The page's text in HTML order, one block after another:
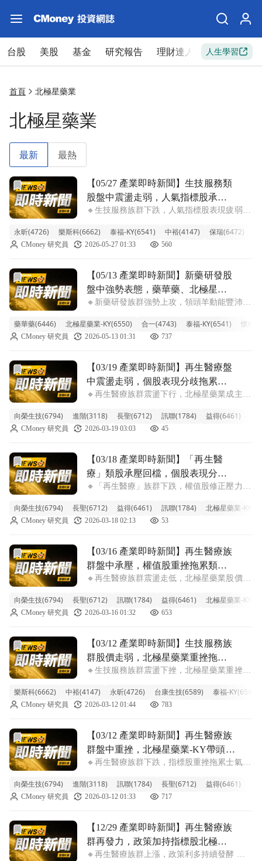
台股 美股 基金 研究報告 理財達人 新手入門
人生學習
首頁 北極星藥業
北極星藥業
最新 最熱
前往【05/27 產業即時新聞】生技服務類股盤中震盪走弱，
【05/27 產業即時新聞】生技服務類
股盤中震盪走弱，人氣指標股承壓
拖累族群表現
🔸生技服務族群下跌，人氣指標股表現疲弱拖
弱，整體下跌2.49%。觀察權重股表現，北極
星藥業-KY大幅回檔8.61%，保瑞、台康生
永昕(4726) 樂斯科(6662) 泰福-KY(6541) 中裕(4147) 保瑞(6472)
CMoney 研究員 2026-05-27 01:33 560
前往【05/13 產業即時新聞】新藥研發股盤中強勢表態，藥
【05/13 產業即時新聞】新藥研發股
盤中強勢表態，藥華藥、北極星帶
量急攻，資金聚焦題材股。
🔸新藥研發族群強勢上攻，領頭羊動能豐沛。
幅達到6.68%。其中，指標股藥華藥（6446）
與北極星藥業-KY（6550）股價強勢，雙雙逼
藥華藥(6446) 北極星藥業-KY(6550) 合一(4743) 泰福-KY(6541) 懷特
CMoney 研究員 2026-05-13 01:31 737
前往【03/19 產業即時新聞】再生醫療盤中震盪走弱，個股
【03/19 產業即時新聞】再生醫療盤
中震盪走弱，個股表現分歧拖累族
群。
🔸再生醫療族群震盪下行，北極星藥業成主要
幅超過3.38%，在市場上顯得相對弱勢。其
中，代表性個股北極星藥業-KY重挫逾
向榮生技(6794) 進階(3118) 長聖(6712) 訊聯(1784) 益得(6461)
CMoney 研究員 2026-03-19 03:03 45
前往【03/18 產業即時新聞】「再生醫療」類股承壓回檔，
【03/18 產業即時新聞】「再生醫
療」類股承壓回檔，個股表現分歧
需審慎評估
🔸「再生醫療」族群下跌，權值股修正壓力拖
勢，類股指數下跌2.37%。盤面上，權值股北
極星藥業-KY盤中重挫逾5.6%，成為拖累族群
向榮生技(6794) 長聖(6712) 益得(6461) 訊聯(1784) 北極星藥業-
CMoney 研究員 2026-03-18 02:13 53
前往【03/16 產業即時新聞】再生醫療族群盤中承壓，權值
【03/16 產業即時新聞】再生醫療族
群盤中承壓，權值股重挫拖累類股
表現
🔸再生醫療族群震盪走低，北極星藥業股價重
指數盤中下跌達3.74%。主要拖累來自權值股
北極星藥業-KY(-9.96%)盤中重挫，接近跌
向榮生技(6794) 長聖(6712) 訊聯(1784) 益得(6461) 北極星藥業-
CMoney 研究員 2026-03-16 01:32 653
前往【03/12 產業即時新聞】生技服務族群股價走弱，北極
【03/12 產業即時新聞】生技服務族
群股價走弱，北極星藥業重挫拖累
整體表現
🔸生技服務族群震盪下挫，北極星藥業重挫成
體類股指數大跌2.80%，其中尤以北極星藥業-
KY盤中股價重挫近一成最為顯眼。主要權值
樂斯科(6662) 中裕(4147) 永昕(4726) 台康生技(6589) 泰福-KY(6541)
CMoney 研究員 2026-03-12 01:44 783
前往【03/12 產業即時新聞】再生醫療族群盤中重挫，北極
【03/12 產業即時新聞】再生醫療族
群盤中重挫，北極星藥業-KY帶頭下
殺，留意族群止跌訊號
🔸再生醫療族群下跌，指標股重挫拖累士氣
挫4.75%，主要受到指標股北極星藥業-KY近
乎跌停的強勁下殺動能影響，拖累了整個族群
向榮生技(6794) 進階(3118) 訊聯(1784) 長聖(6712) 益得(6461)
CMoney 研究員 2026-03-12 01:33 717
前往【12/29 產業即時新聞】再生醫療族群再發力，政策加
【12/29 產業即時新聞】再生醫療族
群再發力，政策加持指標股北極星
躍升
🔸再生醫療族群上漲，政策利多持續發酵 今